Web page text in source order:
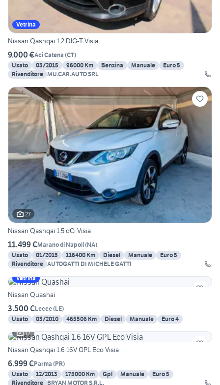
Vetrina
Nissan Qashqai 1.2 DIG-T Visia
9.000 €Aci Catena (CT)
Usato
03/2015 96000 Km Benzina Manuale
Euro 5
Rivenditore MU.CAR.AUTO SRL
27
Nissan Qashqai 1.5 dCi Visia
11.499 €Marano di Napoli(NA)
Usato
01/2015 116400 Km Diesel Manuale
Euro 5
Rivenditore AUTOGATTI DI MICHELE GATTI
Vetrina
Nissan Quashai
3.500 €Lecce(LE)
Usato
03/2010 465506 Km Diesel Manuale
Euro 4
12
Nissan Qashqai 1.6 16V GPL Eco Visia
6.999 €Parma (PR)
Usato
12/2013 175000 Km Gpl Manuale
Euro 5
Rivenditore BRYAN MOTOR S.R.L.